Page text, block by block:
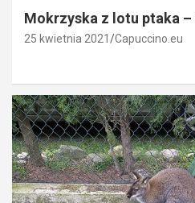
Mokrzyska z lotu ptaka
25 kwietnia 2021 Capuccino.eu